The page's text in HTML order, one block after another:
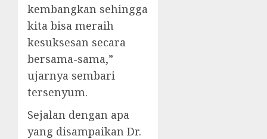
kembangkan sehingga
kita bisa meraih
kesuksesan secara
bersama-sama,”
ujarnya sembari
tersenyum.
Sejalan dengan apa
yang disampaikan Dr.